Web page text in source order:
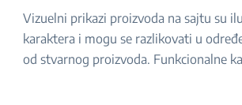
Vizuelni prikazi proizvoda na sajtu su
karaktera i mogu se razlikovati u
od stvarnog proizvoda. Funkcionalne